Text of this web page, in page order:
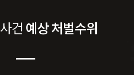
사건 예상 처벌수위